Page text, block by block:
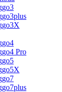
Pro